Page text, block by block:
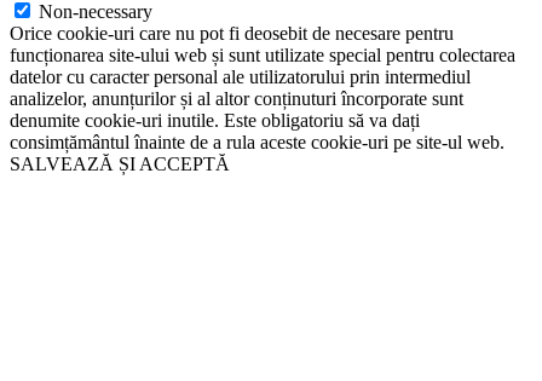
Non-necessary
Orice cookie-uri care nu pot fi deosebit de necesare pentru
funcționarea site-ului web și sunt utilizate special pentru colectarea
datelor cu caracter personal ale utilizatorului prin intermediul
analizelor, anunțurilor și al altor conținuturi încorporate sunt
denumite cookie-uri inutile. Este obligatoriu să va dați
consimțământul înainte de a rula aceste cookie-uri pe site-ul web.
SALVEAZĂ ȘI ACCEPTĂ